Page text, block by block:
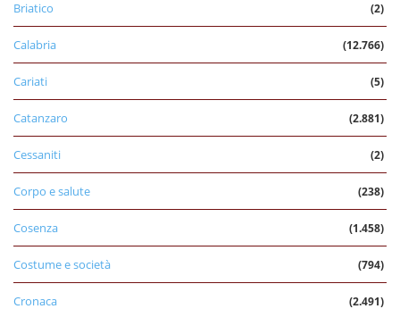
Briatico (2)
Calabria (12.766)
Cariati (5)
Catanzaro (2.881)
Cessaniti (2)
Corpo e salute (238)
Cosenza (1.458)
Costume e società (794)
Cronaca (2.491)